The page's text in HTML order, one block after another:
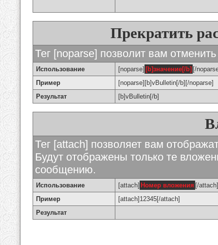
Прекратить
Тег [noparse] позволит вам
Использование [noparse] [b]значение[/b] [/
Пример
[noparse][b]vBulletin[/b][/noparse]
Результат
[b]vBulletin[/b]
Тег [attach] позволяет вам
Будут отображены только те
сообщению.
Использование [attach] Номер вложения [/attach]
Пример
[attach]12345[/attach]
Результат